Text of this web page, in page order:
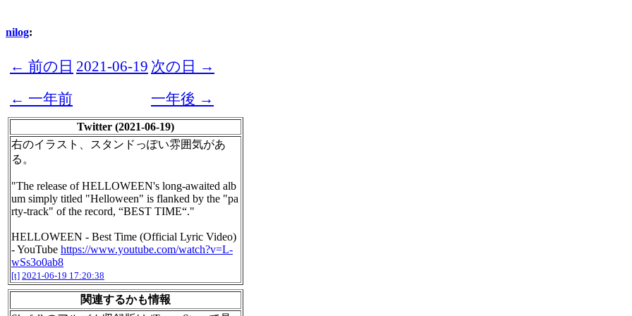
nilog:
← 前の日 2021-06-19 次の日 →
← 一年前
一年後 →
Twitter (2021-06-19)
右のイラスト、スタンドっぽい雰囲気があ
る。
"The release of HELLOWEEN's long-awaited alb
um simply titled "Helloween" is flanked by the "pa
rty-track" of the record, “BEST TIME“."
HELLOWEEN - Best Time (Official Lyric Video)
- YouTube https://www.youtube.com/watch?v=L-
wSs3o0ab8
[t] 2021-06-19 17:20:38
関連するかも情報